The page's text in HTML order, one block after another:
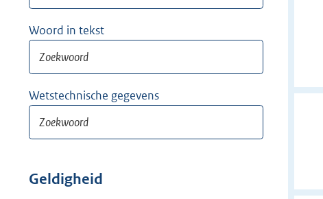
Woord in tekst
Wetstechnische gegevens
Geldigheid